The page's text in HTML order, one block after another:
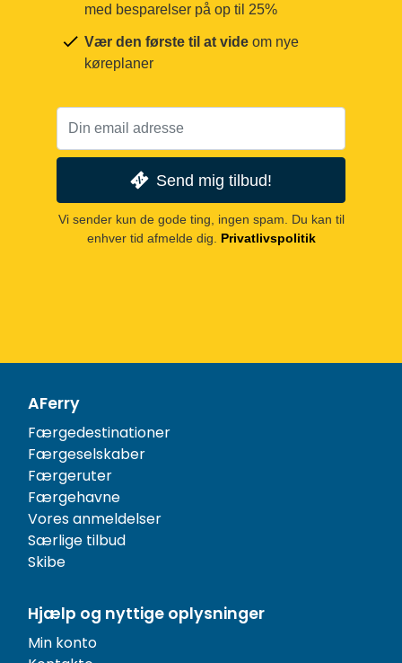
med besparelser på op til 25%
Vær den første til at vide om nye
køreplaner
Send mig tilbud!
Vi sender kun de gode ting, ingen spam. Du kan til
enhver tid afmelde dig. Privatlivspolitik
AFerry
Færgedestinationer
Færgeselskaber
Færgeruter
Færgehavne
Vores anmeldelser
Særlige tilbud
Skibe
Hjælp og nyttige oplysninger
Min konto